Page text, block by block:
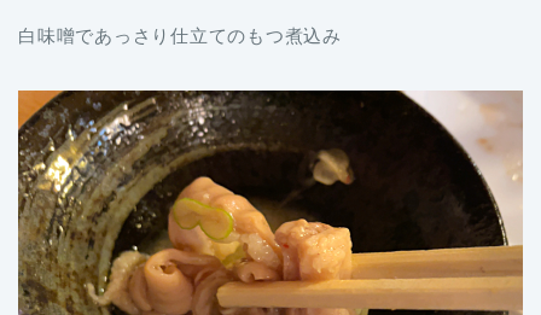
白味噌であっさり仕立てのもつ煮込み